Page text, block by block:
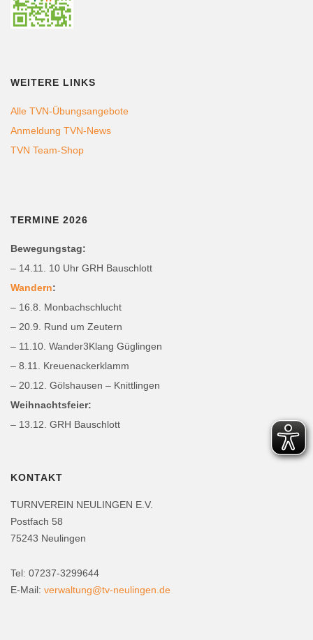
WEITERE LINKS
Alle TVN-Übungsangebote
Anmeldung TVN-News
TVN Team-Shop
TERMINE 2026
Bewegungstag:
– 14.11. 10 Uhr GRH Bauschlott
Wandern:
– 16.8. Monbachschlucht
– 20.9. Rund um Zeutern
– 11.10. Wander3Klang Güglingen
– 8.11. Kreuenackerklamm
– 20.12. Gölshausen – Knittlingen
Weihnachtsfeier:
– 13.12. GRH Bauschlott
KONTAKT
TURNVEREIN NEULINGEN E.V.
Postfach 58
75243 Neulingen
Tel: 07237-3299644
E-Mail: verwaltung@tv-neulingen.de